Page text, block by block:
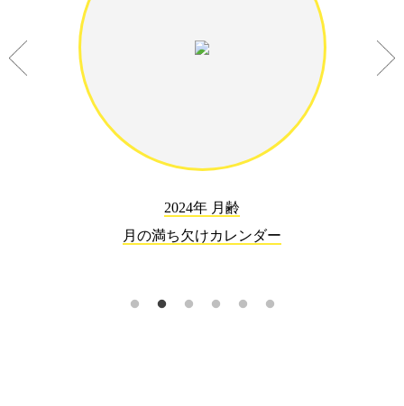
2024年 月齢
月の満ち欠けカレンダー